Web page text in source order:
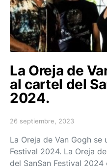
La Oreja de
al cartel del
2024.
Posted on
26 septiembre, 2023
La Oreja de Van Gogh se
Festival 2024. La Oreja
del SanSan Festival